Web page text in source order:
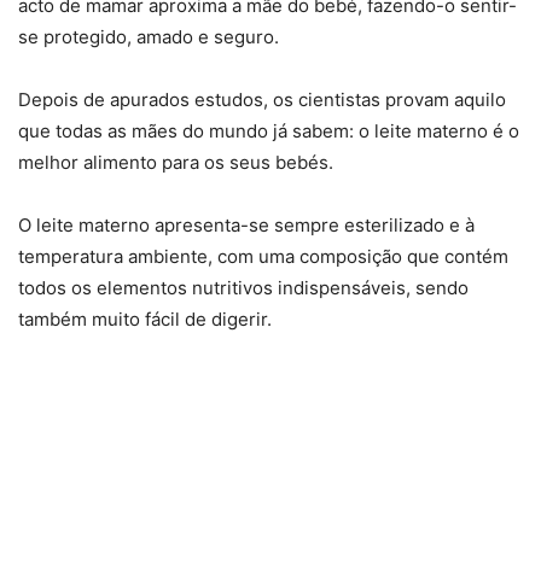
acto de mamar aproxima a mãe do bebé, fazendo-o sentir-
se protegido, amado e seguro.
Depois de apurados estudos, os cientistas provam aquilo
que todas as mães do mundo já sabem: o leite materno é o
melhor alimento para os seus bebés.
O leite materno apresenta-se sempre esterilizado e à
temperatura ambiente, com uma composição que contém
todos os elementos nutritivos indispensáveis, sendo
também muito fácil de digerir.